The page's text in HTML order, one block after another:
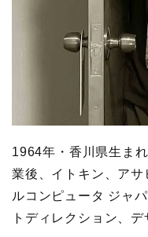
1964年・香川県生ま
業後、イトキン、ア
ルコンピュータ ジャ
トディレクション、デ